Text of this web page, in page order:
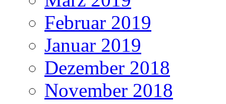
Februar 2019
Januar 2019
Dezember 2018
November 2018